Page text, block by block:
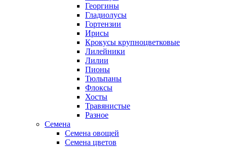
Георгины
Гладиолусы
Гортензии
Ирисы
Крокусы крупноцветковые
Лилейники
Лилии
Пионы
Тюльпаны
Флоксы
Хосты
Травянистые
Разное
Семена
Семена овощей
Семена цветов